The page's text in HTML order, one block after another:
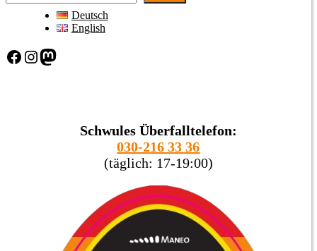
Deutsch
English
Facebook Instagram Mastodon
Schwules Überfalltelefon:
030-216 33 36
(täglich: 17-19:00)